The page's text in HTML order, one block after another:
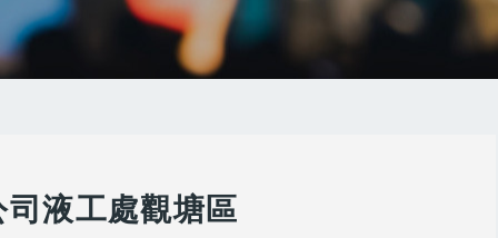
液工處觀塘區